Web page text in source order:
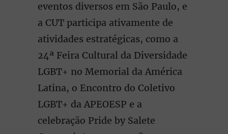
eventos diversos em São Paulo, e
a CUT participa ativamente de
atividades estratégicas, como a
24ª Feira Cultural da Diversidade
LGBT+ no Memorial da América
Latina, o Encontro do Coletivo
LGBT+ da APEOESP e a
celebração Pride by Salete